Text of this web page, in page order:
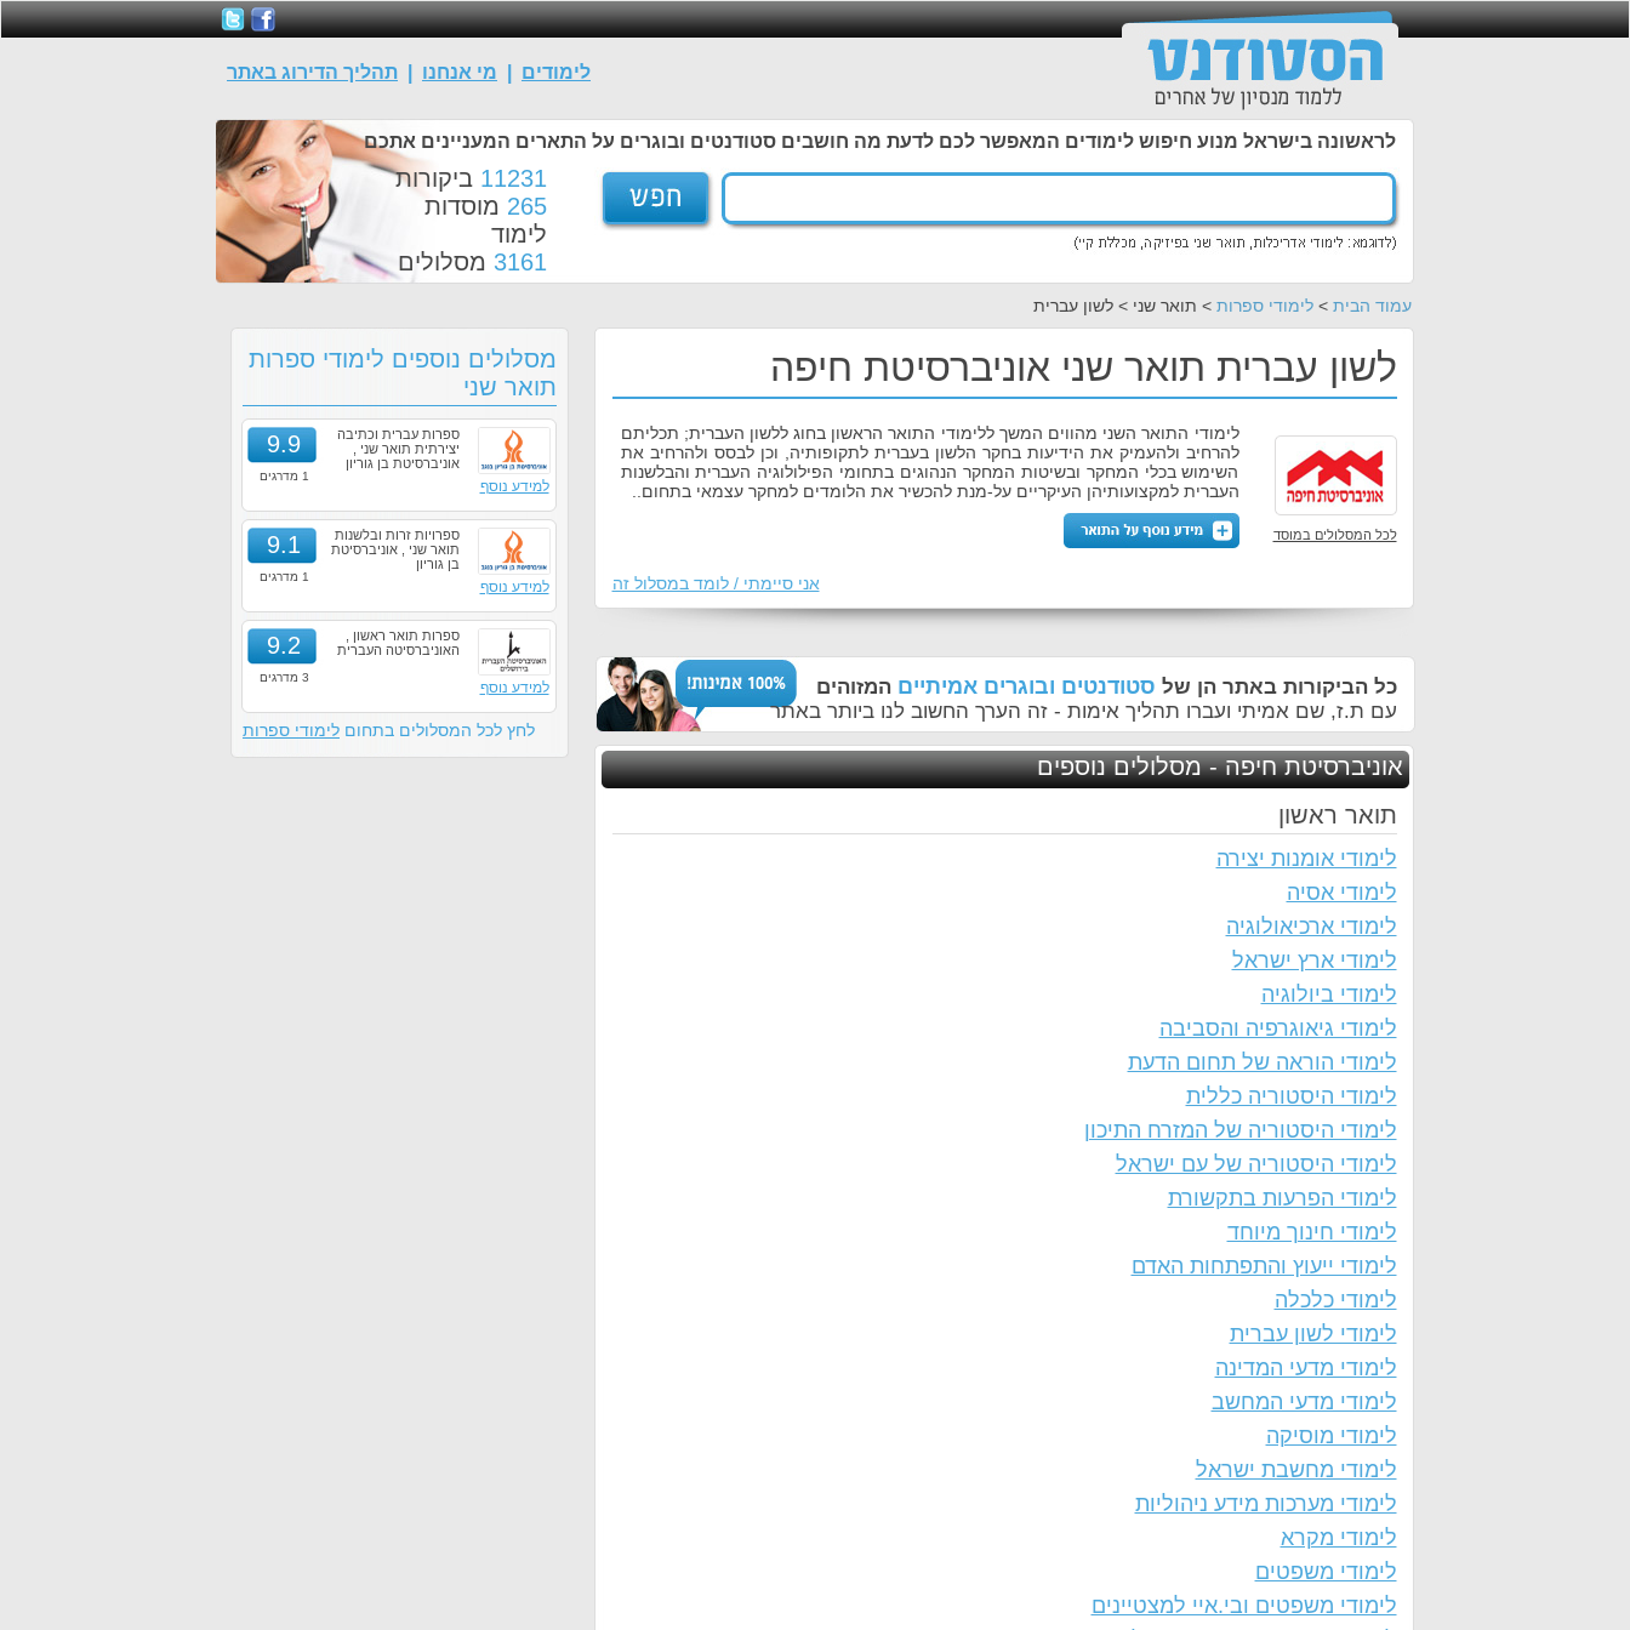
לימודים מי אנחנו תהליך הדירוג באתר
לראשונה בישראל מנוע חיפוש לימודים המאפשר לכם לדעת מה חושבים סטודנטים ובוגרים על התארים המעניינים אתכם
11231 ביקורות
265 מוסדות
לימוד
3161 מסלולים
עמוד הבית >לימודי ספרות > תואר שני > לשון עברית
לשון עברית תואר שני אוניברסיטת חיפה
לכל המסלולים במוסד
לימודי התואר השני מהווים המשך ללימודי התואר הראשון בחוג ללשון העברית; תכליתם
להרחיב ולהעמיק את הידיעות בחקר הלשון בעברית לתקופותיה, וכן לבסס ולהרחיב את
השימוש בכלי המחקר ובשיטות המחקר הנהוגים בתחומי הפילולוגיה העברית והבלשנות
העברית למקצועותיהן העיקריים על-מנת להכשיר את הלומדים למחקר עצמאי בתחום..
אני סיימתי / לומד במסלול זה
כל הביקורות באתר הן של סטודנטים ובוגרים אמיתיים המזוהים
עם ת.ז, שם אמיתי ועברו תהליך אימות - זה הערך החשוב לנו ביותר באתר
אוניברסיטת חיפה - מסלולים נוספים
תואר ראשון
לימודי אומנות יצירה
לימודי אסיה
לימודי ארכיאולוגיה
לימודי ארץ ישראל
לימודי ביולוגיה
לימודי גיאוגרפיה והסביבה
לימודי הוראה של תחום הדעת
לימודי היסטוריה כללית
לימודי היסטוריה של המזרח התיכון
לימודי היסטוריה של עם ישראל
לימודי הפרעות בתקשורת
לימודי חינוך מיוחד
לימודי ייעוץ והתפתחות האדם
לימודי כלכלה
לימודי לשון עברית
לימודי מדעי המדינה
לימודי מדעי המחשב
לימודי מוסיקה
לימודי מחשבת ישראל
לימודי מערכות מידע ניהוליות
לימודי מקרא
לימודי משפטים
לימודי משפטים ובי.איי למצטיינים
מסלולים נוספים לימודי ספרות
תואר שני
למידע נוסף
9.9
1 מדרגים
ספרות עברית וכתיבה
יצירתית תואר שני ,
אוניברסיטת בן גוריון
למידע נוסף
9.1
1 מדרגים
ספרויות זרות ובלשנות
תואר שני , אוניברסיטת
בן גוריון
למידע נוסף
9.2
3 מדרגים
ספרות תואר ראשון ,
האוניברסיטה העברית
לחץ לכל המסלולים בתחום לימודי ספרות